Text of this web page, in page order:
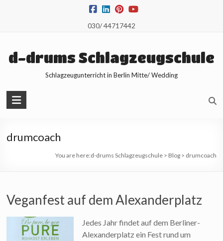
030/ 44717442
d-drums Schlagzeugschule
Schlagzeugunterricht in Berlin Mitte/ Wedding
drumcoach
You are here:d-drums Schlagzeugschule> Blog> drumcoach
Veganfest auf dem Alexanderplatz
Jedes Jahr findet auf dem Berliner-
Alexanderplatz ein Fest rund um